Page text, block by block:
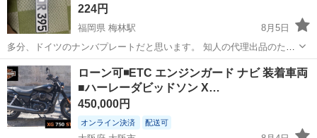
224円
福岡県 梅林駅
8月5日
多分、ドイツのナンバプレートだと思います。 知人の代理出品のた
め、購入時期や購入場所は不明となります。 実際に物を見て頂いて、
購入するかを決めて頂いても構いません。 当方の近くのコンビニか、
スーパーマーケットの駐車場で...
福岡 福岡市 梅林駅
ローン可◾️ETC エンジンガード ナビ 装着車両
■ハーレーダビッドソン X…
450,000円
オンライン決済 配送可